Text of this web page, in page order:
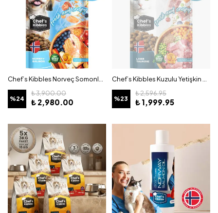
Chef’s Kibbles Norveç Somonlu Küçük ve Mini Irk Köpek Maması 15KG
%24
₺ 3,900.00
₺ 2,980.00
Chef’s Kibbles Kuzulu Yetişkin Kedi Maması 15KG
%23
₺ 2,596.95
₺ 1,999.95